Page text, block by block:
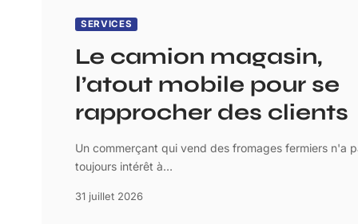
SERVICES
Le camion magasin,
l’atout mobile pour se
rapprocher des clients
Un commerçant qui vend des fromages fermiers n'a
toujours intérêt à…
31 juillet 2026